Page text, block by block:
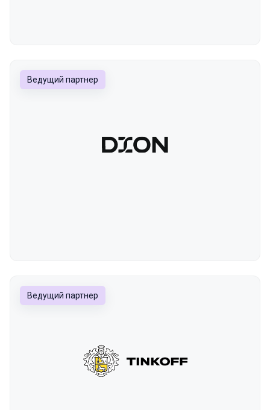
Ведущий партнер
Ведущий партнер